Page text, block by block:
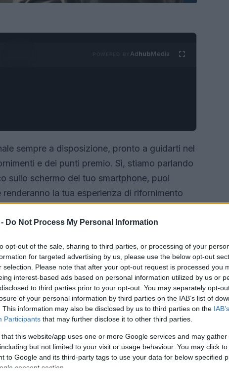
Do Not Process My Personal Information
opt-out of the sale, sharing to third parties, or processing of your
for targeted advertising by us, please use the below opt-out
selection. Please note that after your opt-out request is processed you
interest-based ads based on personal information utilized by us or
to third parties prior to your opt-out. You may separately opt-
of your personal information by third parties on the IAB’s list of
This information may also be disclosed by us to third parties on the
Participants that may further disclose it to other third parties.
that this website/app uses one or more Google services and may
but not limited to your visit or usage behaviour. You may click
to Google and its third-party tags to use your data for below specified
consent section.
AdhubMedia
sempre a disposizione, pronto a guidarti nel
e dei punti premio. Sì, stiamo parlando
sullo schermo del tuo smartphone, puoi
la tua esperienza di rifornimento
interessante. Chi non ama una buona dose
qualche sorpresa? Ecco cosa offre l’App